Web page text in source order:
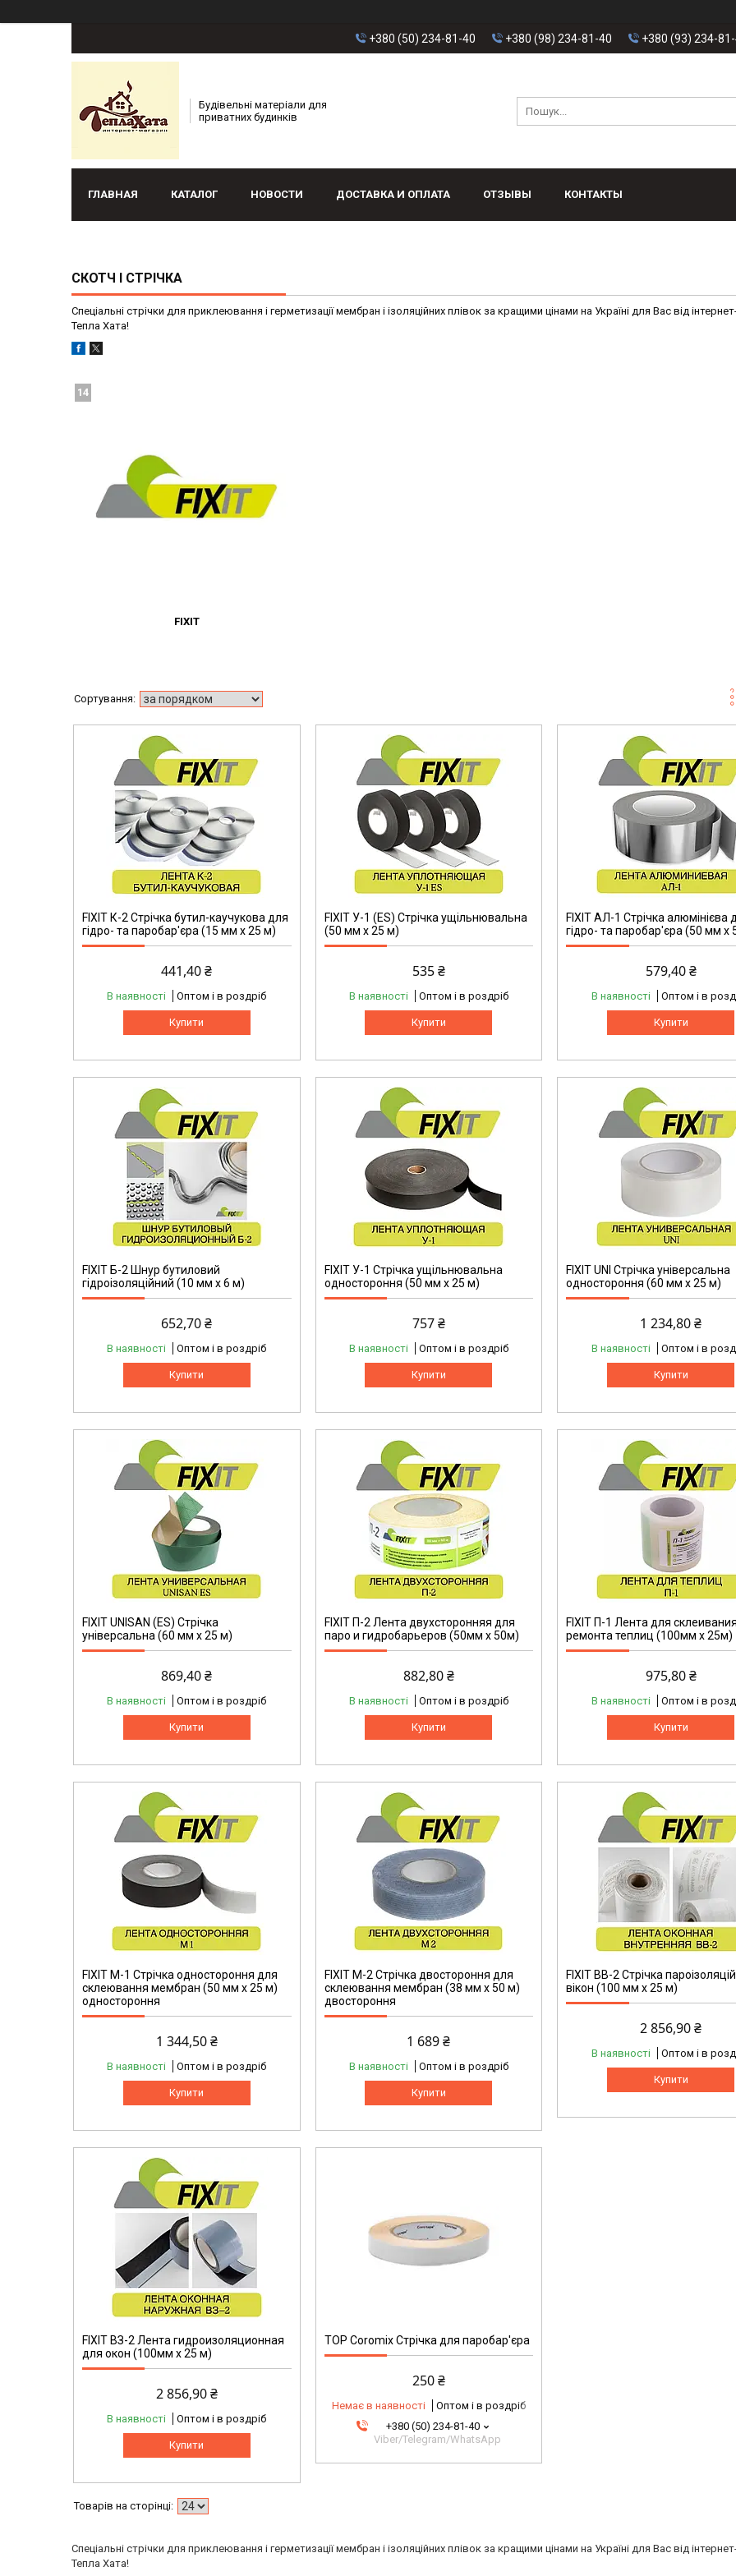
+380 (50) 234-81-40 +380 (98) 234-81-40 +380 (93) 234-
Будівельні матеріали для
приватних будинків
ГЛАВНАЯ КАТАЛОГ НОВОСТИ ДОСТАВКА И ОПЛАТА ОТЗЫВЫ КОНТАКТЫ
СКОТЧ І СТРІЧКА
Спеціальні стрічки для приклеювання і герметизації мембран і ізоляційних плівок за кращими цінами на Україні для Вас від
Тепла Хата!
FIXIT
14
FIXIT К-2 Стрічка бутил-каучукова для
гідро- та паробар'єра (15 мм х 25 м)
441,40 ₴
В наявності Оптом і в роздріб
Купити
FIXIT У-1 (ES) Стрічка ущільнювальна
(50 мм х 25 м)
535 ₴
В наявності Оптом і в роздріб
Купити
FIXIT АЛ-1 Стрічка алюмінієва
гідро- та паробар'єра (50 мм х
579,40 ₴
В наявності Оптом і в
Купити
FIXIT Б-2 Шнур бутиловий
гідроізоляційний (10 мм х 6 м)
652,70 ₴
В наявності Оптом і в роздріб
Купити
FIXIT У-1 Стрічка ущільнювальна
одностороння (50 мм х 25 м)
757 ₴
В наявності Оптом і в роздріб
Купити
FIXIT UNI Стрічка універсальна
одностороння (60 мм х 25 м)
1 234,80 ₴
В наявності Оптом і в
Купити
FIXIT UNISAN (ES) Стрічка
універсальна (60 мм х 25 м)
869,40 ₴
В наявності Оптом і в роздріб
Купити
FIXIT П-2 Лента двухсторонняя для
паро и гидробарьеров (50мм х 50м)
882,80 ₴
В наявності Оптом і в роздріб
Купити
FIXIT П-1 Лента для
ремонта теплиц (100мм х 25м)
975,80 ₴
В наявності Оптом і в
Купити
FIXIT М-1 Стрічка одностороння для
склеювання мембран (50 мм х 25 м)
одностороння
1 344,50 ₴
В наявності Оптом і в роздріб
Купити
FIXIT М-2 Стрічка двостороння для
склеювання мембран (38 мм х 50 м)
двостороння
1 689 ₴
В наявності Оптом і в роздріб
Купити
FIXIT ВВ-2 Стрічка
вікон (100 мм х 25 м)
2 856,90 ₴
В наявності Оптом і в
Купити
FIXIT ВЗ-2 Лента гидроизоляционная
для окон (100мм х 25 м)
2 856,90 ₴
В наявності Оптом і в роздріб
Купити
ТОР Coromix Стрічка для паробар'єра
250 ₴
Немає в наявності
Оптом і в роздріб
+380 (50) 234-81-40
Viber/Telegram/WhatsApp
Спеціальні стрічки для приклеювання і герметизації мембран і ізоляційних плівок за кращими цінами на Україні для Вас від
Тепла Хата!